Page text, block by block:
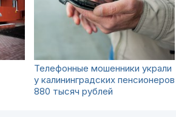
Телефонные мошенники украли
у калининградских пенсионеров
880 тысяч рублей